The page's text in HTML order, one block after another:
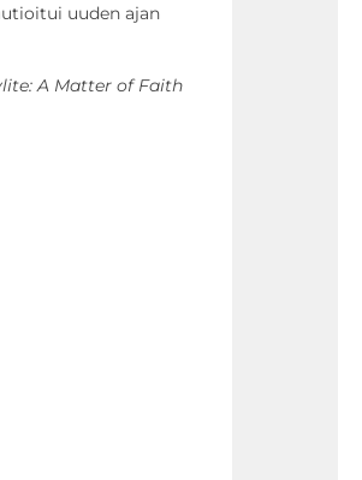
uuden ajan
A Matter of Faith